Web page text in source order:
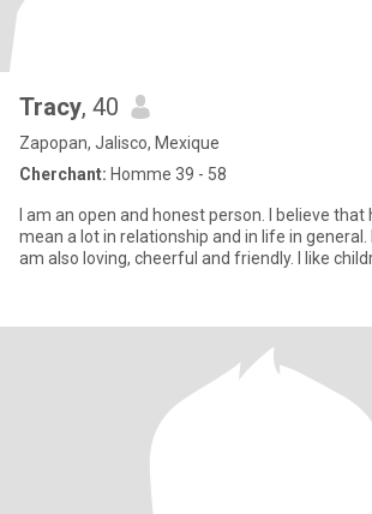
Tracy, 40
Zapopan, Jalisco, Mexique
Cherchant: Homme 39 - 58
I am an open and honest person. I believe
mean a lot in relationship and in life in general. I
am also loving, cheerful and friendly. I like